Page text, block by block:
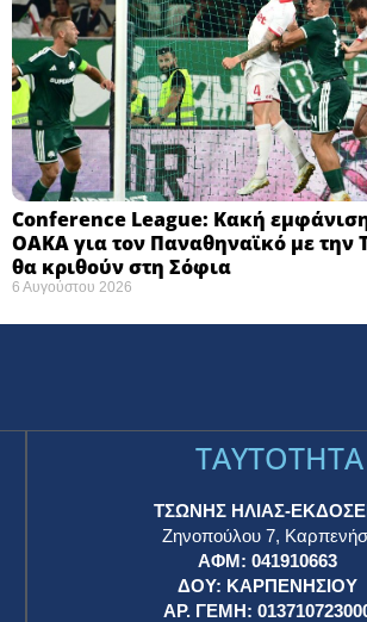
Conference League: Κακή
ΟΑΚΑ για τον Παναθηναϊκό με την
θα κριθούν στη Σόφια ​
6 Αυγούστου 2026
TAYTOTHTA
ΤΣΩΝΗΣ ΗΛΙΑΣ-
Ζηνοπούλου 7,
ΑΦΜ: 041910663
ΔΟΥ: ΚΑΡΠΕΝΗΣΙΟΥ
ΑΡ. ΓΕΜΗ: